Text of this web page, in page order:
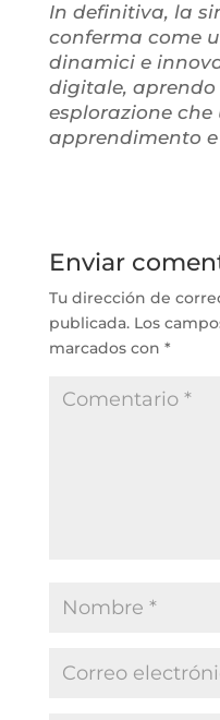
In definitiva, la
conferma come
dinamici e
digitale,
esplorazione che
apprendimento
Enviar
Tu dirección de
publicada. Los
marcados con *